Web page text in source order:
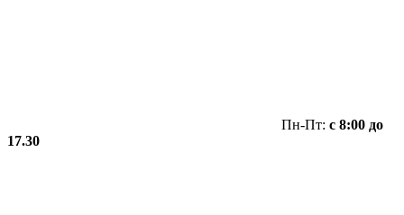
Пн-Пт: с 8:00 до
17.30